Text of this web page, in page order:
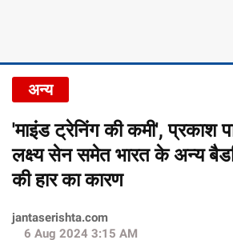
अन्य
'माइंड ट्रेनिंग की कमी', प्रकाश
लक्ष्य सेन समेत भारत के अन्य
की हार का कारण
jantaserishta.com
6 Aug 2024 3:15 AM